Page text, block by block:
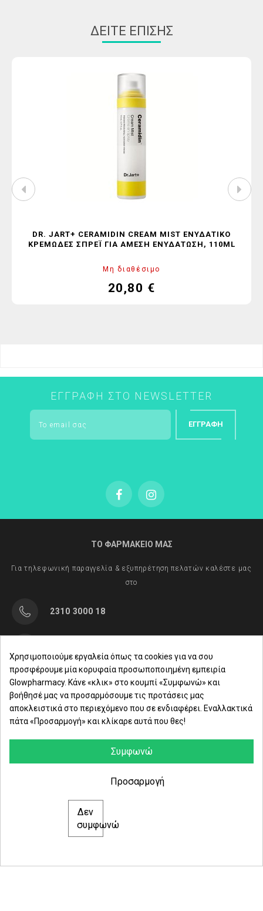
ΔΕΊΤΕ ΕΠΊΣΗΣ
DR. JART+ CERAMIDIN CREAM MIST ΕΝΥΔΑΤΙΚΌ
ΚΡΕΜΏΔΕΣ ΣΠΡΈΙ ΓΙΑ ΆΜΕΣΗ ΕΝΥΔΆΤΩΣΗ, 110ML
Μη διαθέσιμο
Τιμή
20,80 €
ΕΓΓΡΑΦΉ ΣΤΟ NEWSLETTER
ΕΓΓΡΑΦΉ
ΤΟ ΦΑΡΜΑΚΕΙΟ ΜΑΣ
Για τηλεφωνική παραγγελία & εξυπηρέτηση πελατών καλέστε μας
στο
2310 3000 18
Δευ. - Παρ.: 8:00 - 21:00
Σάββατο: 09:00-15:00
ΕΤΑΙΡΕΙΑ
© 2021 glowpharmacy.gr
Χρησιμοποιούμε εργαλεία όπως τα cookies για να σου
προσφέρουμε μία κορυφαία προσωποποιημένη εμπειρία
Glowpharmacy. Κάνε «κλικ» στο κουμπί «Συμφωνώ» και
βοήθησέ μας να προσαρμόσουμε τις προτάσεις μας
αποκλειστικά στο περιεχόμενο που σε ενδιαφέρει. Εναλλακτικά
πάτα «Προσαρμογή» και κλίκαρε αυτά που θες!
Συμφωνώ
Δεν
συμφωνώ
Προσαρμογή